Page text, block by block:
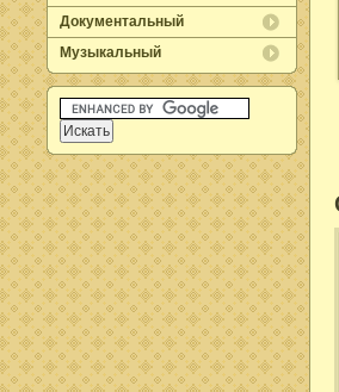
Документальный
Музыкальный